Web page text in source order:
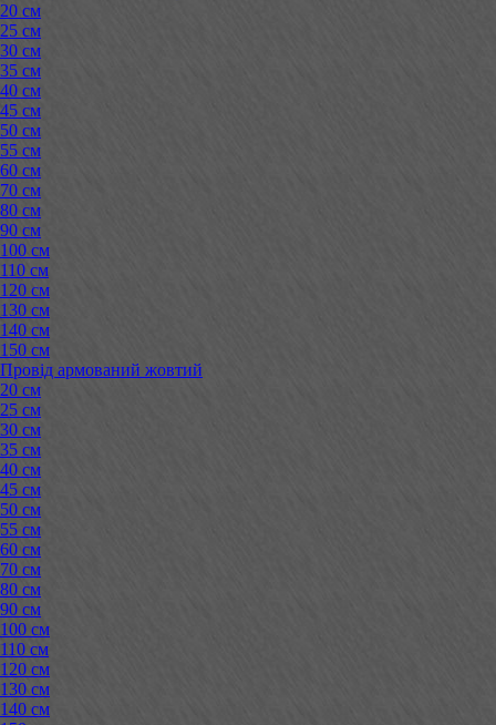
20 см
25 см
30 см
35 см
40 см
45 см
50 см
55 см
60 см
70 см
80 см
90 см
100 см
110 см
120 см
130 см
140 см
150 см
Провід армований жовтий
20 см
25 см
30 см
35 см
40 см
45 см
50 см
55 см
60 см
70 см
80 см
90 см
100 см
110 см
120 см
130 см
140 см